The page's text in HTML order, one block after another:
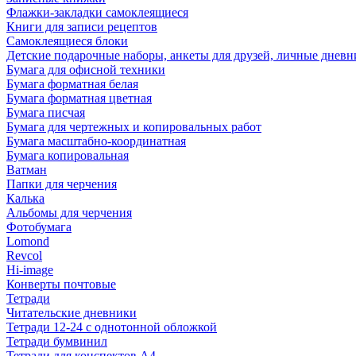
Флажки-закладки самоклеящиеся
Книги для записи рецептов
Самоклеящиеся блоки
Детские подарочные наборы, анкеты для друзей, личные
Бумага для офисной техники
Бумага форматная белая
Бумага форматная цветная
Бумага писчая
Бумага для чертежных и копировальных работ
Бумага масштабно-координатная
Бумага копировальная
Ватман
Папки для черчения
Калька
Альбомы для черчения
Фотобумага
Lomond
Revcol
Hi-image
Конверты почтовые
Тетради
Читательские дневники
Тетради 12-24 с однотонной обложкой
Тетради бумвинил